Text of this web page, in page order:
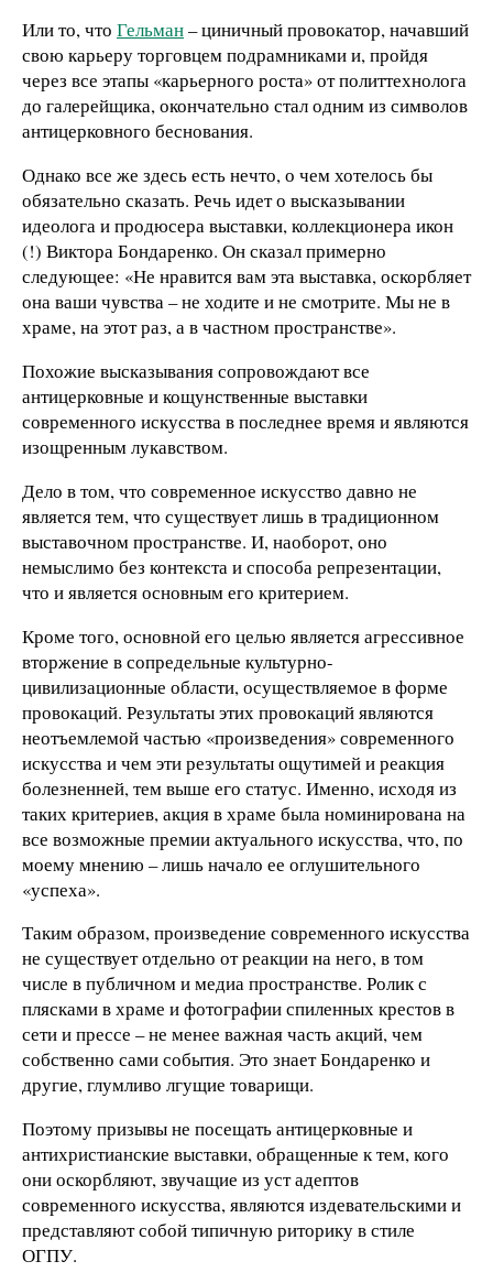
Или то, что Гельман– циничный провокатор, начавший
свою карьеру торговцем подрамниками и, пройдя
через все этапы «карьерного роста» от политтехнолога
до галерейщика, окончательно стал одним из символов
антицерковного беснования.
Однако все же здесь есть нечто, о чем хотелось бы
обязательно сказать. Речь идет о высказывании
идеолога и продюсера выставки, коллекционера икон
(!) Виктора Бондаренко. Он сказал примерно
следующее: «Не нравится вам эта выставка, оскорбляет
она ваши чувства – не ходите и не смотрите. Мы не в
храме, на этот раз, а в частном пространстве».
Похожие высказывания сопровождают все
антицерковные и кощунственные выставки
современного искусства в последнее время и являются
изощренным лукавством.
Дело в том, что современное искусство давно не
является тем, что существует лишь в традиционном
выставочном пространстве. И, наоборот, оно
немыслимо без контекста и способа репрезентации,
что и является основным его критерием.
Кроме того, основной его целью является агрессивное
вторжение в сопредельные культурно-
цивилизационные области, осуществляемое в форме
провокаций. Результаты этих провокаций являются
неотъемлемой частью «произведения» современного
искусства и чем эти результаты ощутимей и реакция
болезненней, тем выше его статус. Именно, исходя из
таких критериев, акция в храме была номинирована на
все возможные премии актуального искусства, что, по
моему мнению – лишь начало ее оглушительного
«успеха».
Таким образом, произведение современного искусства
не существует отдельно от реакции на него, в том
числе в публичном и медиа пространстве. Ролик с
плясками в храме и фотографии спиленных крестов в
сети и прессе – не менее важная часть акций, чем
собственно сами события. Это знает Бондаренко и
другие, глумливо лгущие товарищи.
Поэтому призывы не посещать антицерковные и
антихристианские выставки, обращенные к тем, кого
они оскорбляют, звучащие из уст адептов
современного искусства, являются издевательскими и
представляют собой типичную риторику в стиле
ОГПУ.